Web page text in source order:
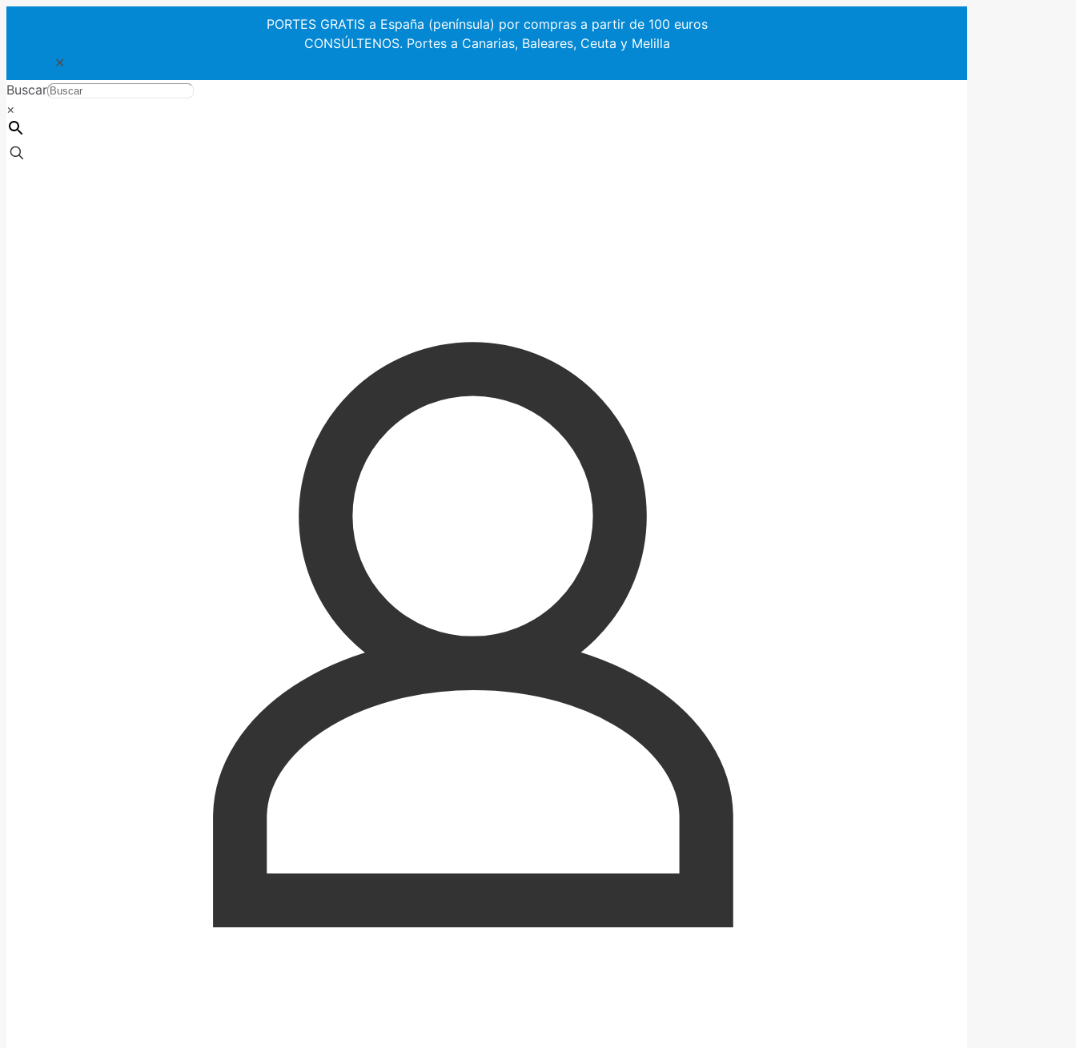
PORTES GRATIS a España (península) por compras a partir de 100 euros
CONSÚLTENOS. Portes a Canarias, Baleares, Ceuta y Melilla
✕
Buscar
×